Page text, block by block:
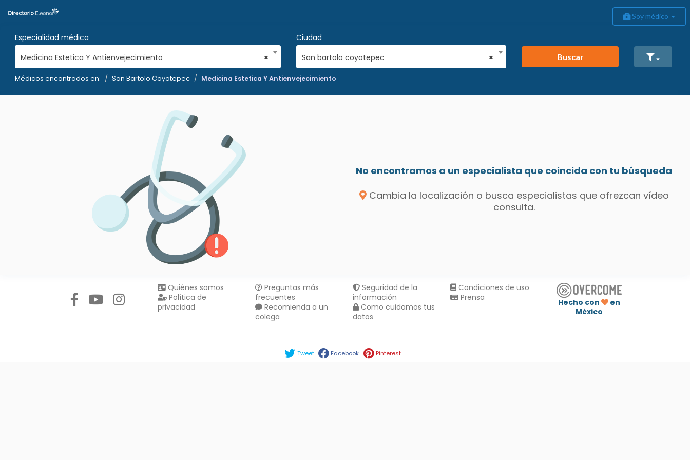
Soy médico
Especialidad médica
×
Medicina Estetica Y Antienvejecimiento
Ciudad
×
San bartolo coyotepec Buscar
Médicos encontrados en: San Bartolo Coyotepec Medicina Estetica Y Antienvejecimiento
No encontramos a un especialista que coincida con tu búsqueda
Cambia la localización o busca especialistas que ofrezcan vídeo
consulta.
Quiénes somos
Política de
privacidad
Preguntas más
frecuentes
Recomienda a un
colega
Seguridad de la
información
Como cuidamos tus
datos
Condiciones de uso
Prensa
Hecho con
en
México
Tweet Facebook Pinterest